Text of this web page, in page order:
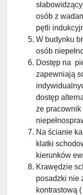
osób z
pętli
W budynku
osób
Dostęp na
zapewniają
dostęp
że pracownik
Na ścianie
klatki
kierunków
Krawędzie
posadzki nie
kontrastową (